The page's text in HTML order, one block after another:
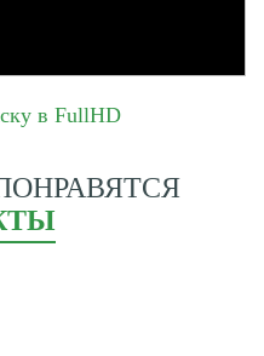
в FullHD